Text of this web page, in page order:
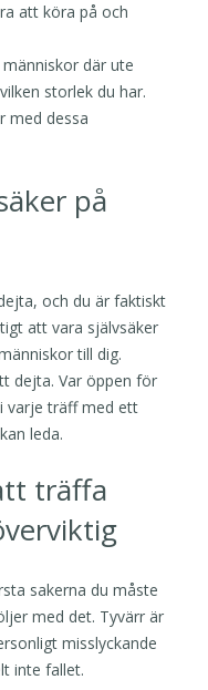
att köra på och
där ute
storlek du har.
med dessa
på
och du är faktiskt
att vara självsäker
till dig.
dejta. Var öppen för
varje träff med ett
leda.
träffa
sakerna du måste
med det. Tyvärr är
misslyckande
inte fallet.